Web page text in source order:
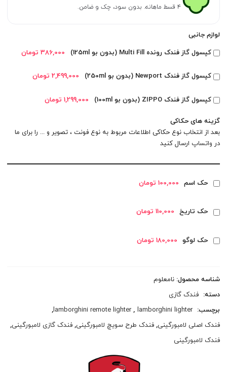
۴ قسط ماهانه. بدون سود، چک و ضامن.
لوازم جانبی
کپسول گاز فندک رونده Multi Fill (بدون بو 125ml)
386,000 تومان
کپسول گاز فندک Newport (بدون بو 250ml) 2,499,000 تومان
کپسول گاز فندک ZIPPO (بدون بو 100ml) 1,299,000 تومان
گزینه های حکاکی
بعد از انتخاب نوع حکاکی اطلاعات مربوط به نوع فونت ، تصویر و ... را برای ما
در واتساپ ارسال کنید
حک اسم 100,000 تومان
حک تاریخ 110,000 تومان
حک لوگو 180,000 تومان
شناسه محصول:نامعلوم
دسته: فندک گازی
برچسب: lamborghini lighter
,
lamborghini remote lighter
,
فندک اصلی لامبورگینی,فندک طرح سویچ لامبورگینی,فندک گازی لامبورگینی,
فندک لامبورگینی